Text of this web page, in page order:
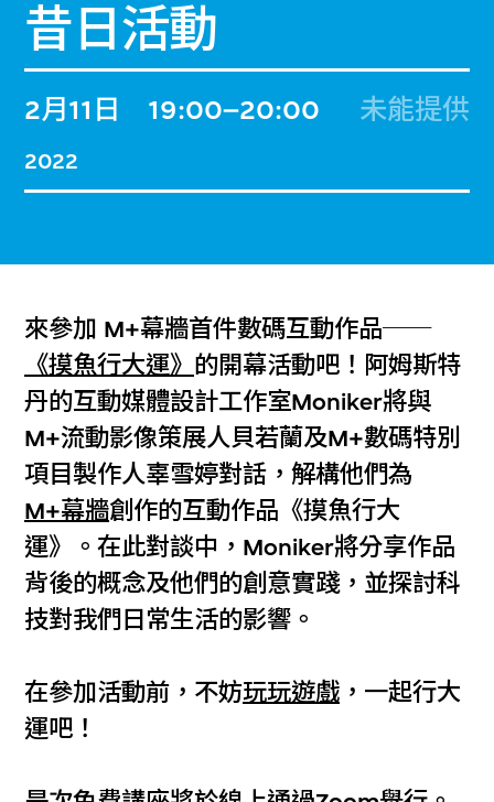
昔日活動
2月11日
2022
19:00–20:00 未能提供
來參加 M+幕牆首件數碼互動作品──
《摸魚行大運》 的開幕活動吧！阿姆斯特
丹的互動媒體設計工作室Moniker將與
M+流動影像策展人貝若蘭及M+數碼特別
項目製作人辜雪婷對話，解構他們為
M+幕牆創作的互動作品《摸魚行大
運》。在此對談中，Moniker將分享作品
背後的概念及他們的創意實踐，並探討科
技對我們日常生活的影響。
在參加活動前，不妨玩玩遊戲 ，一起行大
運吧！